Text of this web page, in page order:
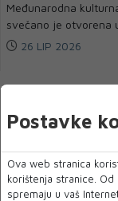
Međunarodna
svečano je otvorena
26 LIP 2026
Postavke
Ova web stranica
korištenja stranice.
spremaju u vaš